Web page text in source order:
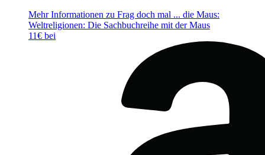
Mehr Informationen zu Frag doch mal ... die Maus:
Weltreligionen: Die Sachbuchreihe mit der Maus
11€ bei